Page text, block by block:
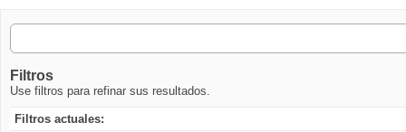
Filtros
Use filtros para refinar sus resultados.
Filtros actuales: